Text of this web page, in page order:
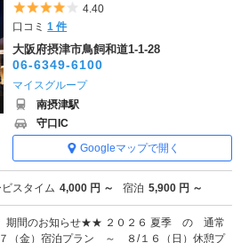
5つ星のうち4
4.40
口コミ1 件
大阪府摂津市鳥飼和道1-1-28
06-6349-6100
マイスグループ
南摂津駅
守口IC
Googleマップで開く
スタイム 4,000 円 ～ 宿泊 5,900 円 ～
間のお知らせ★★ ２０２６ 夏季 の 通常
（金）宿泊プラン ～ ８/１６（日）休憩プ